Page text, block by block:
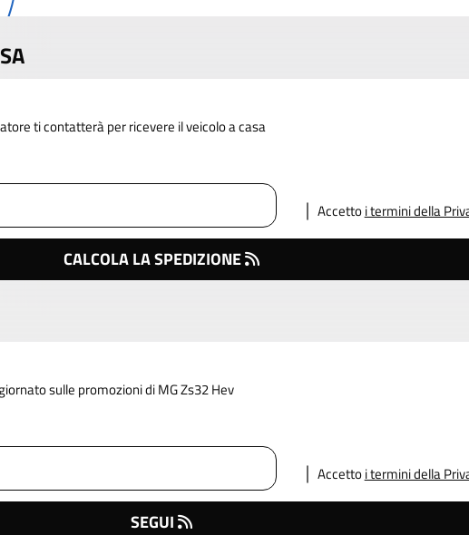
ti contatterà per ricevere il veicolo a casa
Accettoi termini della
CALCOLA LA SPEDIZIONE
sulle promozioni di MG Zs32 Hev
Accettoi termini della
SEGUI